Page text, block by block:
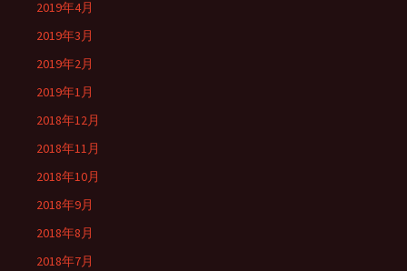
2019年4月
2019年3月
2019年2月
2019年1月
2018年12月
2018年11月
2018年10月
2018年9月
2018年8月
2018年7月